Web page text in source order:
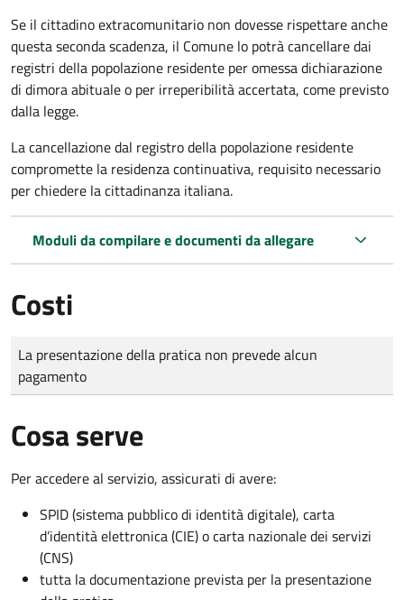
Se il cittadino extracomunitario non dovesse rispettare anche
questa seconda scadenza, il Comune lo potrà cancellare dai
registri della popolazione residente per omessa dichiarazione
di dimora abituale o per irreperibilità accertata, come previsto
dalla legge.
La cancellazione dal registro della popolazione residente
compromette la residenza continuativa, requisito necessario
per chiedere la cittadinanza italiana.
Moduli da compilare e documenti da allegare
Costi
Tipo di pagamento
Importo
La presentazione della pratica non prevede alcun
pagamento
Cosa serve
Per accedere al servizio, assicurati di avere:
SPID (sistema pubblico di identità digitale), carta
d’identità elettronica (CIE) o carta nazionale dei servizi
(CNS)
tutta la documentazione prevista per la presentazione